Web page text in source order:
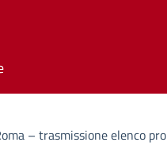
– trasmissione elenco